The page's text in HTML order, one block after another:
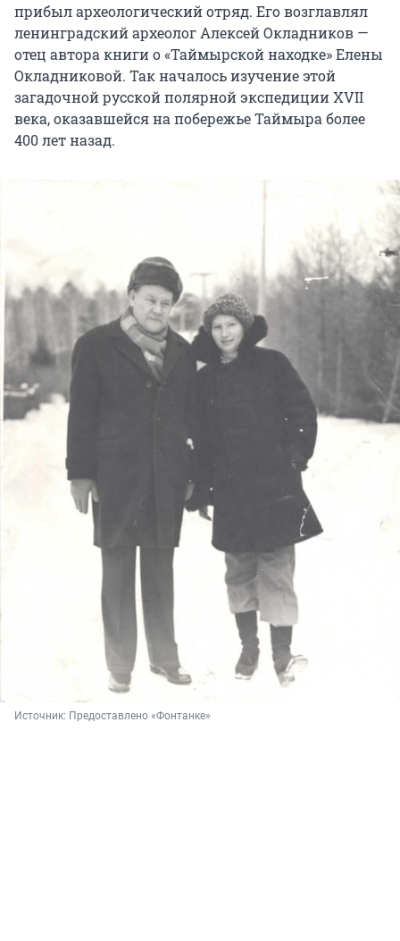
прибыл археологический отряд. Его возглавлял
ленинградский археолог Алексей Окладников —
отец автора книги о «Таймырской находке» Елены
Окладниковой. Так началось изучение этой
загадочной русской полярной экспедиции XVII
века, оказавшейся на побережье Таймыра более
400 лет назад.
Источник: Предоставлено «Фонтанке»